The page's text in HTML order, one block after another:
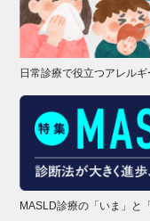
日常診療で役立つアレル
MASLD診療の「いま」と